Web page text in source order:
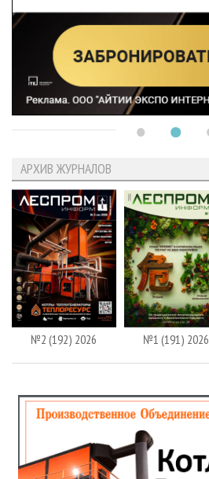
АРХИВ ЖУРНАЛОВ
№2 (192) 2026 №1 (191) 2026